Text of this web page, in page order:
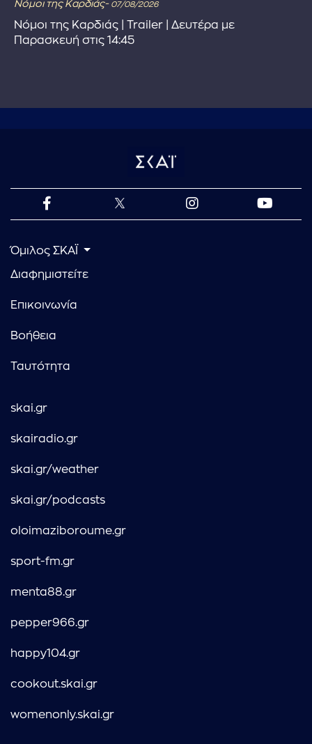
Νόμοι της Καρδιάς- 07/08/2026
Νόμοι της Καρδιάς | Trailer | Δευτέρα με
Παρασκευή στις 14:45
Όμιλος ΣΚΑΪ
Διαφημιστείτε
Επικοινωνία
Βοήθεια
Ταυτότητα
skai.gr
skairadio.gr
skai.gr/weather
skai.gr/podcasts
oloimaziboroume.gr
sport-fm.gr
menta88.gr
pepper966.gr
happy104.gr
cookout.skai.gr
womenonly.skai.gr